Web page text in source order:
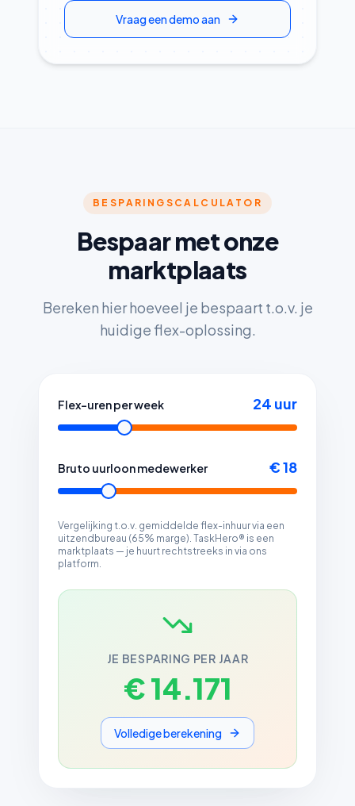
Vraag een demo aan
BESPARINGSCALCULATOR
Bespaar met onze
marktplaats
Bereken hier hoeveel je bespaart t.o.v. je
huidige flex-oplossing.
Flex-uren per week 24 uur
Bruto uurloon medewerker € 18
Vergelijking t.o.v. gemiddelde flex-inhuur via een
uitzendbureau (65% marge). TaskHero® is een
marktplaats — je huurt rechtstreeks in via ons
platform.
JE BESPARING PER JAAR
€ 14.171
Volledige berekening